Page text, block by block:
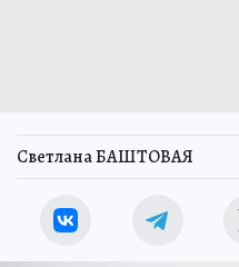
Светлана БАШТОВАЯ